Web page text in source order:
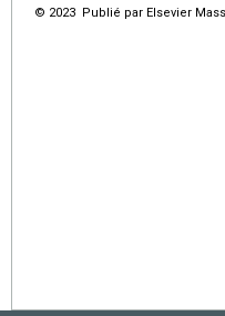
© 2023 Publié par Elsevier